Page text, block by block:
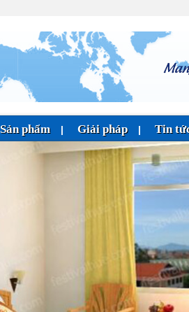
Sản phẩm | Giải pháp | Tin